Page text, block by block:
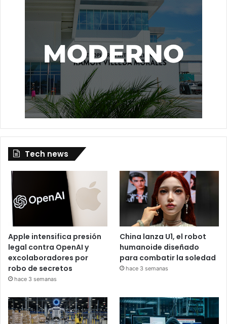
Tech news
Apple intensifica presión
legal contra OpenAI y
excolaboradores por
robo de secretos
hace 3 semanas
China lanza U1, el robot
humanoide diseñado
para combatir la soledad
hace 3 semanas